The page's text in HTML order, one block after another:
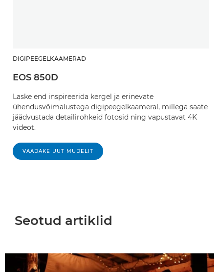
DIGIPEEGELKAAMERAD
EOS 850D
Laske end inspireerida kergel ja erinevate
ühendusvõimalustega digipeegelkaameral, millega saate
jäädvustada detailirohkeid fotosid ning vapustavat 4K
videot.
VAADAKE UUT MUDELIT
Seotud artiklid